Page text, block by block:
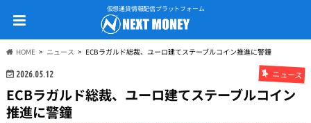
仮想通貨情報配信プラットフォーム
HOME ニュース ECBラガルド総裁、ユーロ建てステーブルコイン推進に警鐘
2026.05.12 ニュース
ECBラガルド総裁、ユーロ建てステーブルコイン
推進に警鐘